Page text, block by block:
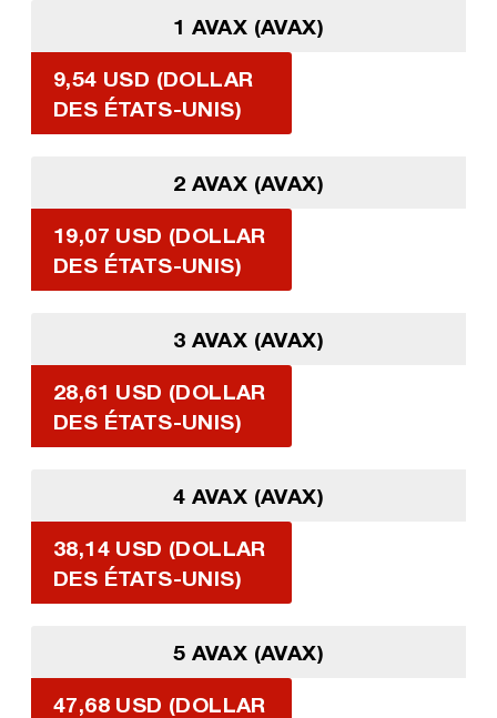
1 AVAX (AVAX)
9,54 USD (DOLLAR
DES ÉTATS-UNIS)
2 AVAX (AVAX)
19,07 USD (DOLLAR
DES ÉTATS-UNIS)
3 AVAX (AVAX)
28,61 USD (DOLLAR
DES ÉTATS-UNIS)
4 AVAX (AVAX)
38,14 USD (DOLLAR
DES ÉTATS-UNIS)
5 AVAX (AVAX)
47,68 USD (DOLLAR